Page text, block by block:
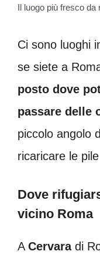
Il luogo più fresco da
Ci sono luoghi
se siete a
posto dove
passare delle
piccolo angolo
ricaricare le
Dove
vicino Roma
A Cervaradi